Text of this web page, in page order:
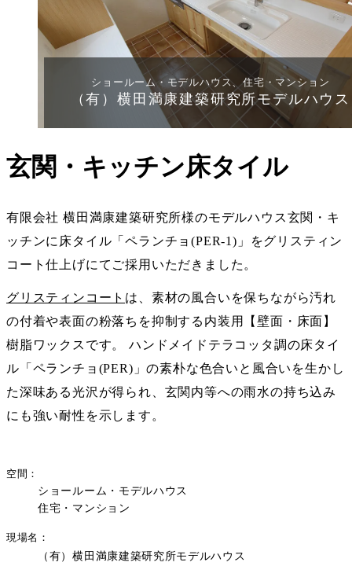
ショールーム・モデルハウス、住宅・マンション
（有）横田満康建築研究所モデルハウス
玄関・キッチン床タイル
有限会社 横田満康建築研究所様のモデルハウス玄関・キ
ッチンに床タイル「ペランチョ(PER-1)」をグリスティン
コート仕上げにてご採用いただきました。
グリスティンコート は、素材の風合いを保ちながら汚れ
の付着や表面の粉落ちを抑制する内装用【壁面・床面】
樹脂ワックスです。 ハンドメイドテラコッタ調の床タイ
ル「 ペランチョ(PER) 」の素朴な色合いと風合いを生かし
た深味ある光沢が得られ、玄関内等への雨水の持ち込み
にも強い耐性を示します。
空間
ショールーム・モデルハウス
住宅・マンション
現場名
（有）横田満康建築研究所モデルハウス